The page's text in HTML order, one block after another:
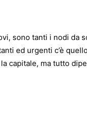
sono tanti i nodi da
ed urgenti c’è
capitale, ma tutto